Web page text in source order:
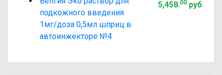
подкожного введения
1мг/доза 0,5мл шприц в
автоинжекторе №4
5,458.00руб